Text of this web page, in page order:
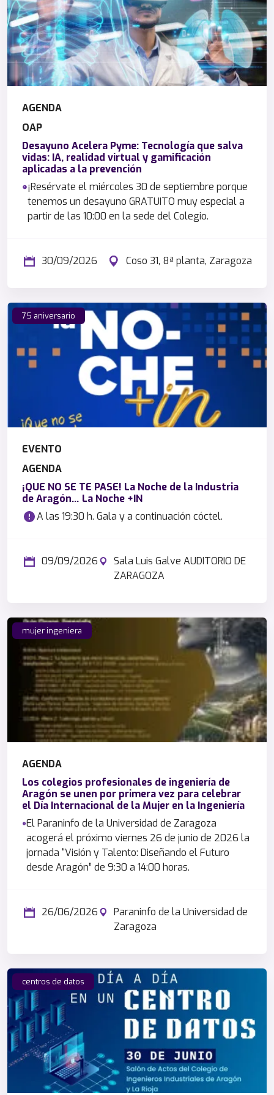
AGENDA
OAP
Desayuno Acelera Pyme: Tecnología que salva
vidas: IA, realidad virtual y gamificación
aplicadas a la prevención
¡Resérvate el miércoles 30 de septiembre porque
tenemos un desayuno GRATUITO muy especial a
partir de las 10:00 en la sede del Colegio.
30/09/2026 Coso 31, 8ª planta, Zaragoza
75 aniversario
EVENTO
AGENDA
¡QUE NO SE TE PASE! La Noche de la Industria
de Aragón… La Noche +IN
A las 19:30 h. Gala y a continuación cóctel.
09/09/2026
Sala Luis Galve AUDITORIO DE
ZARAGOZA
mujer ingeniera
AGENDA
Los colegios profesionales de ingeniería de
Aragón se unen por primera vez para celebrar
el Día Internacional de la Mujer en la Ingeniería
El Paraninfo de la Universidad de Zaragoza
acogerá el próximo viernes 26 de junio de 2026 la
jornada “Visión y Talento: Diseñando el Futuro
desde Aragón” de 9:30 a 14:00 horas.
26/06/2026
Paraninfo de la Universidad de
Zaragoza
centros de datos